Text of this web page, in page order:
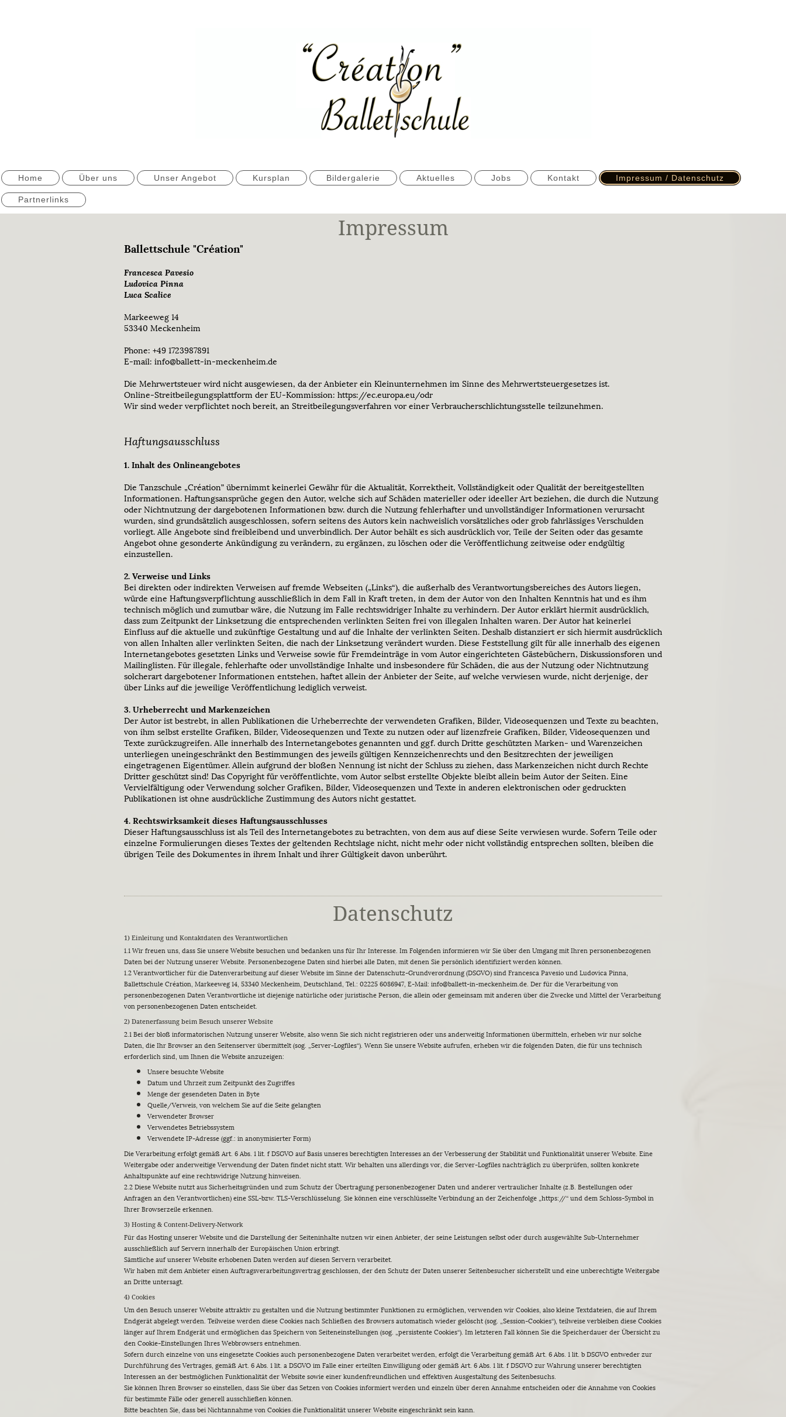
Home Über uns Unser Angebot Kursplan Bildergalerie Aktuelles Jobs Kontakt Impressum / Datenschutz
Partnerlinks
Impressum
Ballettschule "Création"
Francesca Pavesio
Ludovica Pinna
Luca Scalice
Markeeweg 14
53340 Meckenheim
Phone: +49 1723987891
E-mail: info@ballett-in-meckenheim.de
Die Mehrwertsteuer wird nicht ausgewiesen, da der Anbieter ein Kleinunternehmen im Sinne des Mehrwertsteuergesetzes ist.
Online-Streitbeilegungsplattform der EU-Kommission: https://ec.europa.eu/odr
Wir sind weder verpflichtet noch bereit, an Streitbeilegungsverfahren vor einer Verbraucherschlichtungsstelle teilzunehmen.
Haftungsausschluss
1. Inhalt des Onlineangebotes
Die Tanzschule „Création” übernimmt keinerlei Gewähr für die Aktualität, Korrektheit, Vollständigkeit oder Qualität der bereitgestellten
Informationen. Haftungsansprüche gegen den Autor, welche sich auf Schäden materieller oder ideeller Art beziehen, die durch die Nutzung
oder Nichtnutzung der dargebotenen Informationen bzw. durch die Nutzung fehlerhafter und unvollständiger Informationen verursacht
wurden, sind grundsätzlich ausgeschlossen, sofern seitens des Autors kein nachweislich vorsätzliches oder grob fahrlässiges Verschulden
vorliegt. Alle Angebote sind freibleibend und unverbindlich. Der Autor behält es sich ausdrücklich vor, Teile der Seiten oder das gesamte
Angebot ohne gesonderte Ankündigung zu verändern, zu ergänzen, zu löschen oder die Veröffentlichung zeitweise oder endgültig
einzustellen.
2. Verweise und Links
Bei direkten oder indirekten Verweisen auf fremde Webseiten („Links“), die außerhalb des Verantwortungsbereiches des Autors liegen,
würde eine Haftungsverpflichtung ausschließlich in dem Fall in Kraft treten, in dem der Autor von den Inhalten Kenntnis hat und es ihm
technisch möglich und zumutbar wäre, die Nutzung im Falle rechtswidriger Inhalte zu verhindern. Der Autor erklärt hiermit ausdrücklich,
dass zum Zeitpunkt der Linksetzung die entsprechenden verlinkten Seiten frei von illegalen Inhalten waren. Der Autor hat keinerlei
Einfluss auf die aktuelle und zukünftige Gestaltung und auf die Inhalte der verlinkten Seiten. Deshalb distanziert er sich hiermit ausdrücklich
von allen Inhalten aller verlinkten Seiten, die nach der Linksetzung verändert wurden. Diese Feststellung gilt für alle innerhalb des eigenen
Internetangebotes gesetzten Links und Verweise sowie für Fremdeinträge in vom Autor eingerichteten Gästebüchern, Diskussionsforen und
Mailinglisten. Für illegale, fehlerhafte oder unvollständige Inhalte und insbesondere für Schäden, die aus der Nutzung oder Nichtnutzung
solcherart dargebotener Informationen entstehen, haftet allein der Anbieter der Seite, auf welche verwiesen wurde, nicht derjenige, der
über Links auf die jeweilige Veröffentlichung lediglich verweist.
3. Urheberrecht und Markenzeichen
Der Autor ist bestrebt, in allen Publikationen die Urheberrechte der verwendeten Grafiken, Bilder, Videosequenzen und Texte zu beachten,
von ihm selbst erstellte Grafiken, Bilder, Videosequenzen und Texte zu nutzen oder auf lizenzfreie Grafiken, Bilder, Videosequenzen und
Texte zurückzugreifen. Alle innerhalb des Internetangebotes genannten und ggf. durch Dritte geschützten Marken- und Warenzeichen
unterliegen uneingeschränkt den Bestimmungen des jeweils gültigen Kennzeichenrechts und den Besitzrechten der jeweiligen
eingetragenen Eigentümer. Allein aufgrund der bloßen Nennung ist nicht der Schluss zu ziehen, dass Markenzeichen nicht durch Rechte
Dritter geschützt sind! Das Copyright für veröffentlichte, vom Autor selbst erstellte Objekte bleibt allein beim Autor der Seiten. Eine
Vervielfältigung oder Verwendung solcher Grafiken, Bilder, Videosequenzen und Texte in anderen elektronischen oder gedruckten
Publikationen ist ohne ausdrückliche Zustimmung des Autors nicht gestattet.
4. Rechtswirksamkeit dieses Haftungsausschlusses
Dieser Haftungsausschluss ist als Teil des Internetangebotes zu betrachten, von dem aus auf diese Seite verwiesen wurde. Sofern Teile oder
einzelne Formulierungen dieses Textes der geltenden Rechtslage nicht, nicht mehr oder nicht vollständig entsprechen sollten, bleiben die
übrigen Teile des Dokumentes in ihrem Inhalt und ihrer Gültigkeit davon unberührt.
Datenschutz
1) Einleitung und Kontaktdaten des Verantwortlichen
1.1 Wir freuen uns, dass Sie unsere Website besuchen und bedanken uns für Ihr Interesse. Im Folgenden informieren wir Sie über den Umgang mit Ihren personenbezogenen
Daten bei der Nutzung unserer Website. Personenbezogene Daten sind hierbei alle Daten, mit denen Sie persönlich identifiziert werden können.
1.2 Verantwortlicher für die Datenverarbeitung auf dieser Website im Sinne der Datenschutz-Grundverordnung (DSGVO) sind Francesca Pavesio und Ludovica Pinna,
Ballettschule Création, Markeeweg 14, 53340 Meckenheim, Deutschland, Tel.: 02225 6086947 , E-Mail: info@ballett-in-meckenheim.de. Der für die Verarbeitung von
personenbezogenen Daten Verantwortliche ist diejenige natürliche oder juristische Person, die allein oder gemeinsam mit anderen über die Zwecke und Mittel der Verarbeitung
von personenbezogenen Daten entscheidet.
2) Datenerfassung beim Besuch unserer Website
2.1 Bei der bloß informatorischen Nutzung unserer Website, also wenn Sie sich nicht registrieren oder uns anderweitig Informationen übermitteln, erheben wir nur solche
Daten, die Ihr Browser an den Seitenserver übermittelt (sog. „Server-Logfiles“). Wenn Sie unsere Website aufrufen, erheben wir die folgenden Daten, die für uns technisch
erforderlich sind, um Ihnen die Website anzuzeigen:
Unsere besuchte Website
Datum und Uhrzeit zum Zeitpunkt des Zugriffes
Menge der gesendeten Daten in Byte
Quelle/Verweis, von welchem Sie auf die Seite gelangten
Verwendeter Browser
Verwendetes Betriebssystem
Verwendete IP-Adresse (ggf.: in anonymisierter Form)
Die Verarbeitung erfolgt gemäß Art. 6 Abs. 1 lit. f DSGVO auf Basis unseres berechtigten Interesses an der Verbesserung der Stabilität und Funktionalität unserer Website. Eine
Weitergabe oder anderweitige Verwendung der Daten findet nicht statt. Wir behalten uns allerdings vor, die Server-Logfiles nachträglich zu überprüfen, sollten konkrete
Anhaltspunkte auf eine rechtswidrige Nutzung hinweisen.
2.2 Diese Website nutzt aus Sicherheitsgründen und zum Schutz der Übertragung personenbezogener Daten und anderer vertraulicher Inhalte (z.B. Bestellungen oder
Anfragen an den Verantwortlichen) eine SSL-bzw. TLS-Verschlüsselung. Sie können eine verschlüsselte Verbindung an der Zeichenfolge „https://“ und dem Schloss-Symbol in
Ihrer Browserzeile erkennen.
3) Hosting & Content-Delivery-Network
Für das Hosting unserer Website und die Darstellung der Seiteninhalte nutzen wir einen Anbieter, der seine Leistungen selbst oder durch ausgewählte Sub-Unternehmer
ausschließlich auf Servern innerhalb der Europäischen Union erbringt.
Sämtliche auf unserer Website erhobenen Daten werden auf diesen Servern verarbeitet.
Wir haben mit dem Anbieter einen Auftragsverarbeitungsvertrag geschlossen, der den Schutz der Daten unserer Seitenbesucher sicherstellt und eine unberechtigte Weitergabe
an Dritte untersagt.
4) Cookies
Um den Besuch unserer Website attraktiv zu gestalten und die Nutzung bestimmter Funktionen zu ermöglichen, verwenden wir Cookies, also kleine Textdateien, die auf Ihrem
Endgerät abgelegt werden. Teilweise werden diese Cookies nach Schließen des Browsers automatisch wieder gelöscht (sog. „Session-Cookies“), teilweise verbleiben diese Cookies
länger auf Ihrem Endgerät und ermöglichen das Speichern von Seiteneinstellungen (sog. „persistente Cookies“). Im letzteren Fall können Sie die Speicherdauer der Übersicht zu
den Cookie-Einstellungen Ihres Webbrowsers entnehmen.
Sofern durch einzelne von uns eingesetzte Cookies auch personenbezogene Daten verarbeitet werden, erfolgt die Verarbeitung gemäß Art. 6 Abs. 1 lit. b DSGVO entweder zur
Durchführung des Vertrages, gemäß Art. 6 Abs. 1 lit. a DSGVO im Falle einer erteilten Einwilligung oder gemäß Art. 6 Abs. 1 lit. f DSGVO zur Wahrung unserer berechtigten
Interessen an der bestmöglichen Funktionalität der Website sowie einer kundenfreundlichen und effektiven Ausgestaltung des Seitenbesuchs.
Sie können Ihren Browser so einstellen, dass Sie über das Setzen von Cookies informiert werden und einzeln über deren Annahme entscheiden oder die Annahme von Cookies
für bestimmte Fälle oder generell ausschließen können.
Bitte beachten Sie, dass bei Nichtannahme von Cookies die Funktionalität unserer Website eingeschränkt sein kann.